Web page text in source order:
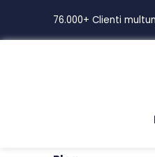
content
76.000+ Clienti